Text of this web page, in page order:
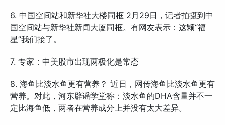
6. 中国空间站和新华社大楼同框 2月29日，记者拍摄到中
国空间站与新华社新闻大厦同框。有网友表示：这颗“福
星”我们接了。
7. 专家：中美股市出现两极化是常态
8. 海鱼比淡水鱼更有营养？ 近日，网传海鱼比淡水鱼更有
营养。对此，河东辟谣学堂称：淡水鱼的DHA含量并不一
定比海鱼低，两者在营养成分上并没有太大差异。